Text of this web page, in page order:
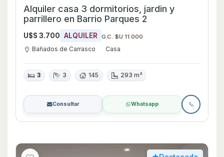
Alquiler casa 3 dormitorios, jardin y
parrillero en Barrio Parques 2
U$S 3.700 ALQUILER G.C. $U 11.000
Bañados de Carrasco Casa
3 3 145 293 m²
Consultar Whatsapp